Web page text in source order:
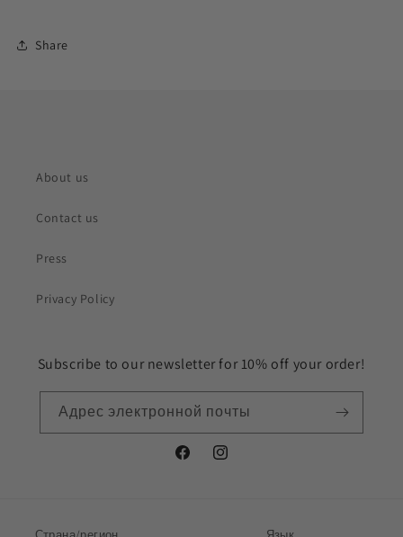
Share
About us
Contact us
Press
Privacy Policy
Subscribe to our newsletter for 10% off your order!
Адрес электронной почты
FacebookInstagram